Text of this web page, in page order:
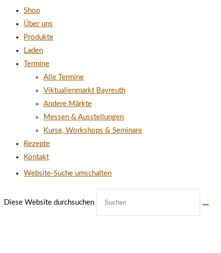
Shop
Über uns
Produkte
Laden
Termine
Alle Termine
Viktualienmarkt Bayreuth
Andere Märkte
Messen & Ausstellungen
Kurse, Workshops & Seminare
Rezepte
Kontakt
Website-Suche umschalten
Diese Website durchsuchen